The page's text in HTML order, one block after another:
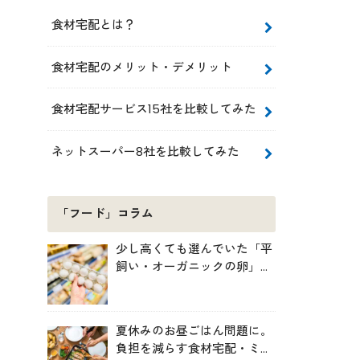
食材宅配とは？
食材宅配のメリット・デメリット
食材宅配サービス15社を比較してみた
ネットスーパー8社を比較してみた
「フード」コラム
少し高くても選んでいた「平
飼い・オーガニックの卵」。
夏休みのお昼ごはん問題に。
負担を減らす食材宅配・ミー